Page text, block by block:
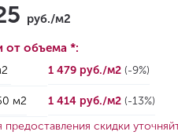
руб./м2
от объема *:
1 479 руб./м2 (-9%)
м2 1 414 руб./м2 (-13%)
предоставления скидки